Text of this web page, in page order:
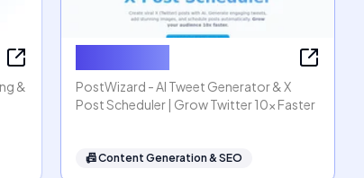
&
PostWizard - AI Tweet Generator & X
Post Scheduler | Grow Twitter 10x Faster
📠Content Generation & SEO